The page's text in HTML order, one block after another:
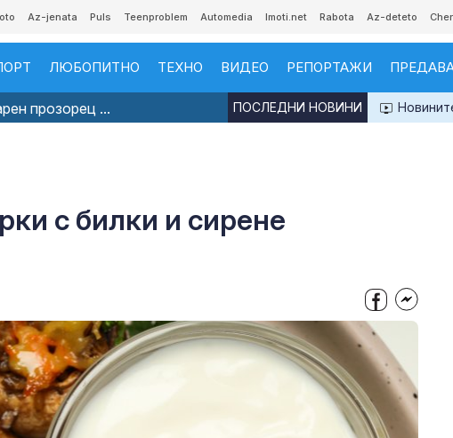
Az-jenata Puls Teenproblem Automedia Imoti.net Rabota Az-deteto
ЛЮБОПИТНО ТЕХНО ВИДЕО РЕПОРТАЖИ
прозорец ... ПОСЛЕДНИ НОВИНИ
с билки и сирене